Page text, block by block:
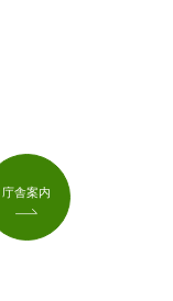
庁舎案内